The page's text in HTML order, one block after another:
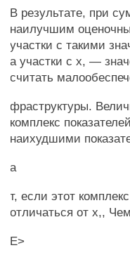
В результате, при
наилучшим
участки с такими
а участки с х, —
считать
фраструктуры.
комплекс
наихудшими
а
т, если этот
отличаться от х,, Чем
Е>